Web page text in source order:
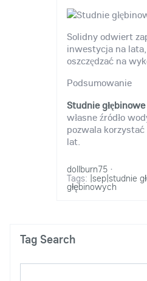
Solidny odwiert
inwestycja na
oszczędzać na
Podsumowanie
Studnie głębinowe
własne źródło
pozwala korzystać
lat.
dollburn75 ·
Tags: |sep|studnie
głębinowych
Tag Search